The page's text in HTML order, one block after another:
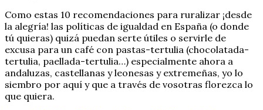
Como estas 10 recomendaciones para ruralizar ¡desde
la alegría! las políticas de igualdad en España (o donde
tú quieras) quizá puedan serte útiles o servirle de
excusa para un café con pastas-tertulia (chocolatada-
tertulia, paellada-tertulia…) especialmente ahora a
andaluzas, castellanas y leonesas y extremeñas, yo lo
siembro por aquí y que a través de vosotras florezca lo
que quiera.